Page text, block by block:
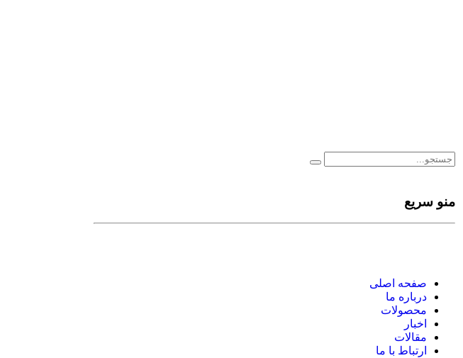
منو سریع
صفحه اصلی
درباره ما
محصولات
اخبار
مقالات
ارتباط با ما